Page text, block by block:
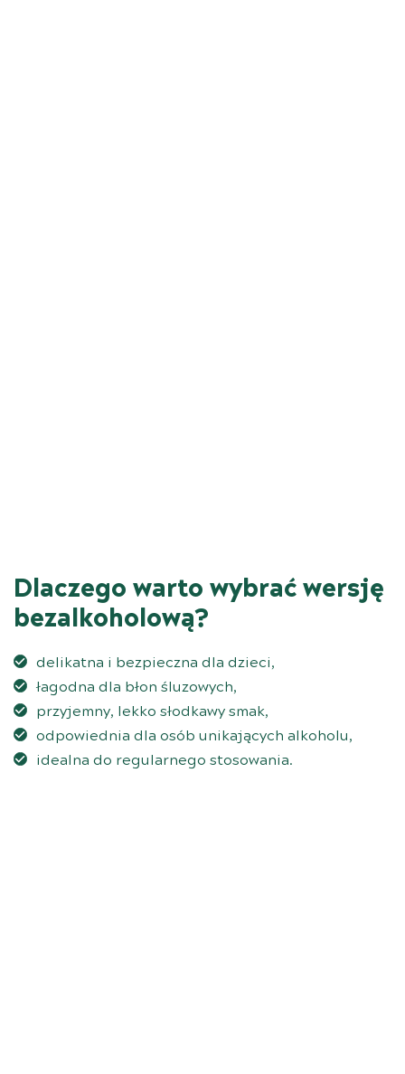
Dlaczego warto wybrać wersję
bezalkoholową?
delikatna i bezpieczna dla dzieci,
łagodna dla błon śluzowych,
przyjemny, lekko słodkawy smak,
odpowiednia dla osób unikających alkoholu,
idealna do regularnego stosowania.